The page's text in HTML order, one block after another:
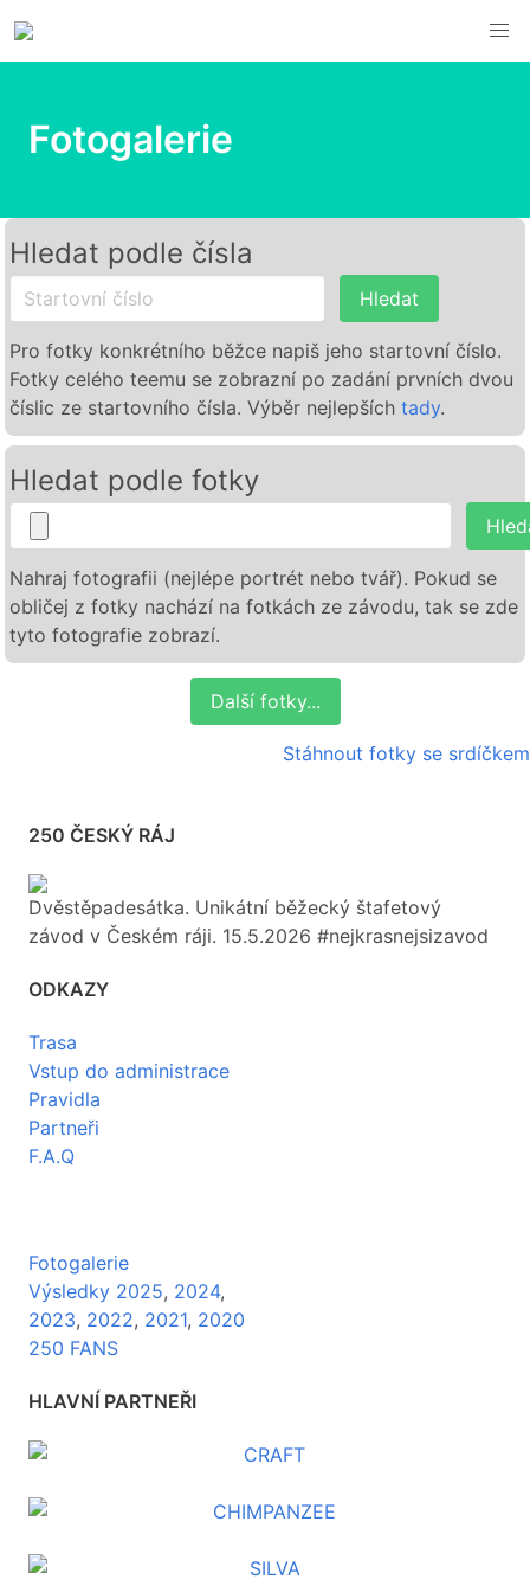
Fotogalerie
Hledat podle čísla
Hledat
Pro fotky konkrétního běžce napiš jeho startovní číslo.
Fotky celého teemu se zobrazní po zadání prvních dvou
číslic ze startovního čísla. Výběr nejlepších tady.
Hledat podle fotky
Nahraj fotografii (nejlépe portrét nebo tvář). Pokud se
obličej z fotky nachází na fotkách ze závodu, tak se zde
tyto fotografie zobrazí.
Další fotky...
Stáhnout fotky se srdíčkem
250 ČESKÝ RÁJ
Dvěstěpadesátka. Unikátní běžecký štafetový
závod v Českém ráji. 15.5.2026 #nejkrasnejsizavod
ODKAZY
Trasa
Vstup do administrace
Pravidla
Partneři
F.A.Q
Fotogalerie
Výsledky 2025, 2024,
2023, 2022, 2021, 2020
250 FANS
HLAVNÍ PARTNEŘI